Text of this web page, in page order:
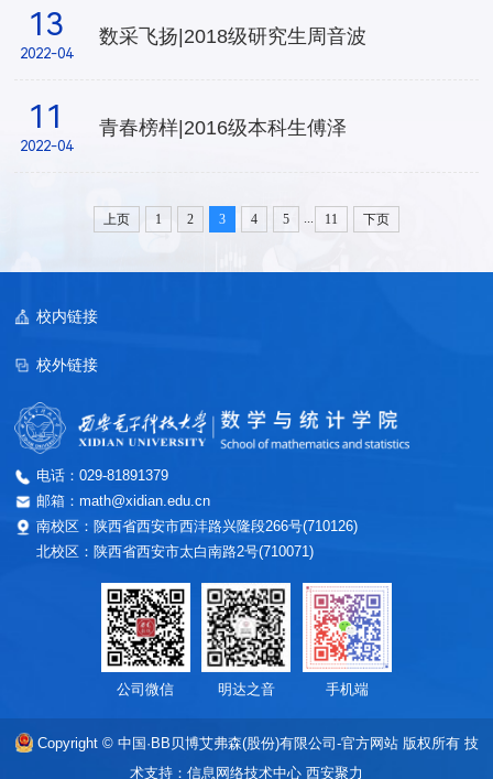
13
2022-04
数采飞扬|2018级研究生周音波
11
2022-04
青春榜样|2016级本科生傅泽
上页 1 2 3 4 5 11 下页
电话：029-81891379
邮箱：math@xidian.edu.cn
南校区：陕西省西安市西沣路兴隆段266号(710126)
北校区：陕西省西安市太白南路2号(710071)
校内链接
校外链接
公司微信 明达之音 手机端
Copyright © 中国·BB贝博艾弗森(股份)有限公司-官方网站 版权所有 技
术支持：信息网络技术中心 西安聚力